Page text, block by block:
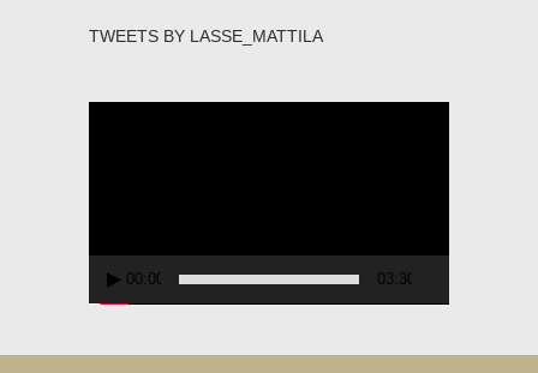
TWEETS BY LASSE_MATTILA
00:00 03:30